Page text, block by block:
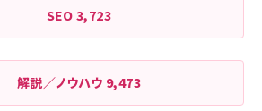
SEO 3,723
解説／ノウハウ 9,473